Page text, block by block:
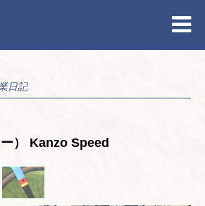
日記
） Kanzo Speed